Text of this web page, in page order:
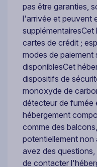
pas être garanties,
l'arrivée et peuvent
cartes de crédit ;
modes de
disponiblesCet
dispositifs de
monoxyde de
détecteur de fumée
hébergement
comme des
potentiellement
avez des
de contacter